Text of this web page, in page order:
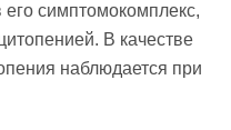
его симптомокомплекс,
В качестве
наблюдается при